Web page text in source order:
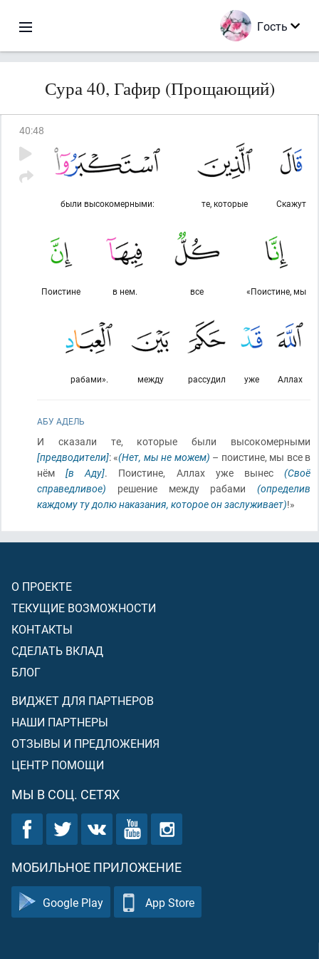
Гость
Сура 40, Гафир (Прощающий)
40:48
Скажут
те, которые
были высокомерными:
«Поистине, мы
все
в нем.
Поистине
Аллах
уже
рассудил
между
рабами».
АБУ АДЕЛЬ
И сказали те, которые были высокомерными
[предводители]: «(Нет, мы не можем) – поистине, мы все в
нём[в Аду]. Поистине, Аллах уже вынес(Своё
справедливое) решение между рабами (определив
каждому ту долю наказания, которое он заслуживает)!»
О ПРОЕКТЕ
ТЕКУЩИЕ ВОЗМОЖНОСТИ
КОНТАКТЫ
СДЕЛАТЬ ВКЛАД
БЛОГ
ВИДЖЕТ ДЛЯ ПАРТНЕРОВ
НАШИ ПАРТНЕРЫ
ОТЗЫВЫ И ПРЕДЛОЖЕНИЯ
ЦЕНТР ПОМОЩИ
МЫ В СОЦ. СЕТЯХ
МОБИЛЬНОЕ ПРИЛОЖЕНИЕ
Google Play App Store